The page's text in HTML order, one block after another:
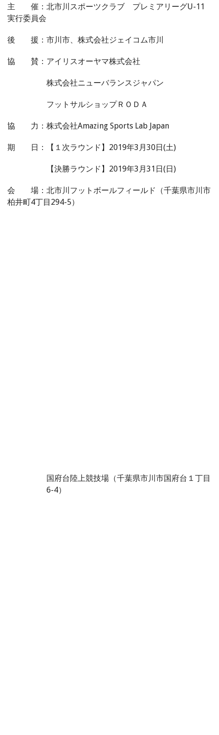
主 催：北市川スポーツクラブ プレミアリーグU-11
実行委員会
後 援：市川市、株式会社ジェイコム市川
協 賛：アイリスオーヤマ株式会社
株式会社ニューバランスジャパン
フットサルショップＲＯＤＡ
協 力：株式会社Amazing Sports Lab Japan
期 日：【１次ラウンド】2019年3月30日(土)
【決勝ラウンド】2019年3月31日(日)
会 場：北市川フットボールフィールド（千葉県市川市
柏井町4丁目294-5）
国府台陸上競技場（千葉県市川市国府台１丁目
6-4）